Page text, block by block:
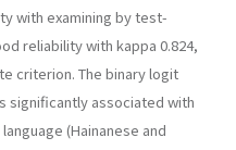
with examining by test-
reliability with kappa 0.824,
criterion. The binary logit
significantly associated with
(Hainanese and